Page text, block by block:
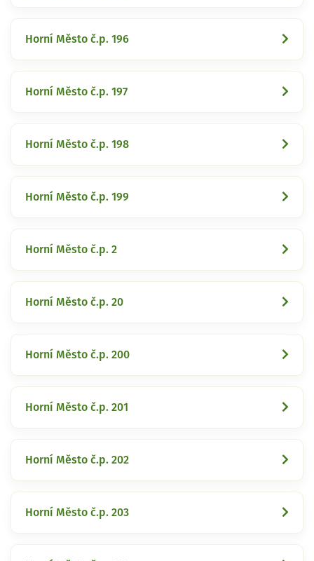
Horní Město č.p. 196
Horní Město č.p. 197
Horní Město č.p. 198
Horní Město č.p. 199
Horní Město č.p. 2
Horní Město č.p. 20
Horní Město č.p. 200
Horní Město č.p. 201
Horní Město č.p. 202
Horní Město č.p. 203